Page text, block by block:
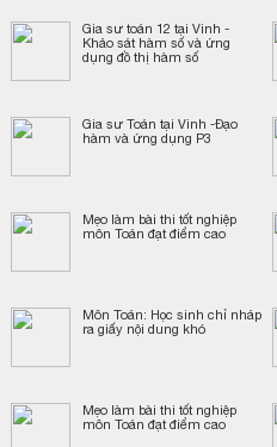
Gia sư toán 12 tại Vinh -
Khảo sát hàm số và ứng
dụng đồ thị hàm số
Gia sư Toán tại Vinh -Đạo
hàm và ứng dụng P3
Mẹo làm bài thi tốt nghiệp
môn Toán đạt điểm cao
Môn Toán: Học sinh chỉ nháp
ra giấy nội dung khó
Mẹo làm bài thi tốt nghiệp
môn Toán đạt điểm cao